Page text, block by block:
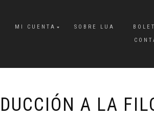
MI CUENTA SOBRE LUA
A LA